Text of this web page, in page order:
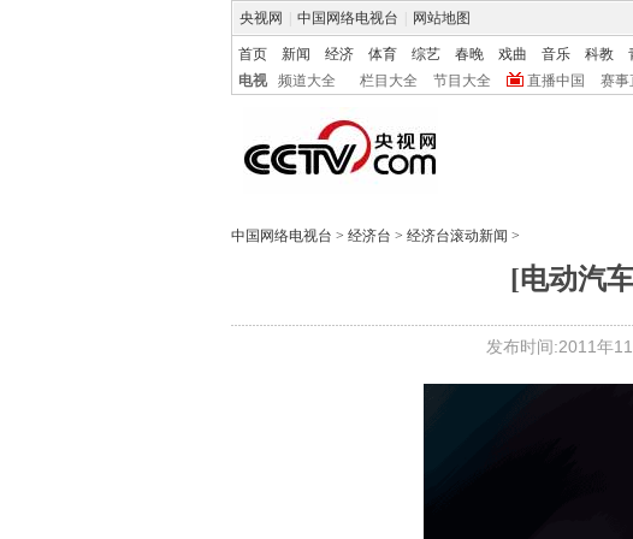
央视网 中国网络电视台 网站地图
首页 新闻 经济 体育 综艺 春晚 戏曲 音乐 科教
电视
频道大全 栏目大全 节目大全 直播中国 赛事
中国网络电视台 > 经济台 > 经济台滚动新闻 >
[电动汽
发布时间:2011年